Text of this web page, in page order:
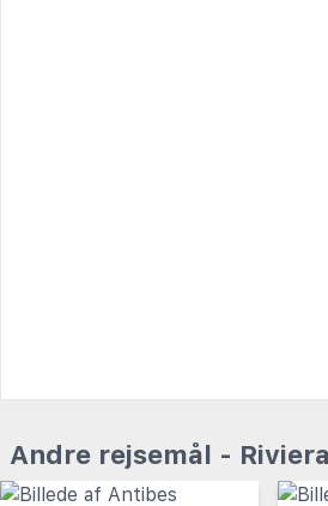
Andre rejsemål -